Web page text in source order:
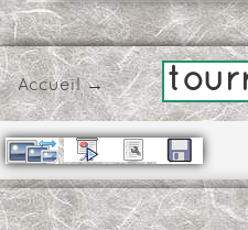
Accueil→